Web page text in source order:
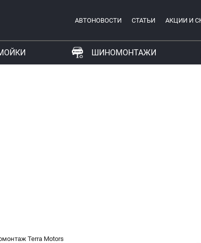
АВТОНОВОСТИ СТАТЬИ АКЦИИ И
ШИНОМОНТАЖИ
Terra Motors